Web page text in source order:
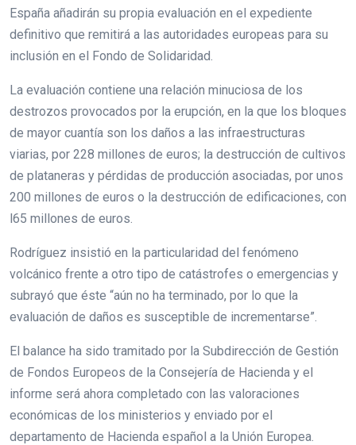
España añadirán su propia evaluación en el expediente
definitivo que remitirá a las autoridades europeas para su
inclusión en el Fondo de Solidaridad.
La evaluación contiene una relación minuciosa de los
destrozos provocados por la erupción, en la que los bloques
de mayor cuantía son los daños a las infraestructuras
viarias, por 228 millones de euros; la destrucción de cultivos
de plataneras y pérdidas de producción asociadas, por unos
200 millones de euros o la destrucción de edificaciones, con
l65 millones de euros.
Rodríguez insistió en la particularidad del fenómeno
volcánico frente a otro tipo de catástrofes o emergencias y
subrayó que éste “aún no ha terminado, por lo que la
evaluación de daños es susceptible de incrementarse”.
El balance ha sido tramitado por la Subdirección de Gestión
de Fondos Europeos de la Consejería de Hacienda y el
informe será ahora completado con las valoraciones
económicas de los ministerios y enviado por el
departamento de Hacienda español a la Unión Europea.